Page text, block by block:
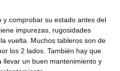
y comprobar su estado antes del
impurezas, rugosidades
vuelta. Muchos tableros son de
los 2 lados. También hay que
llevar un buen mantenimiento y